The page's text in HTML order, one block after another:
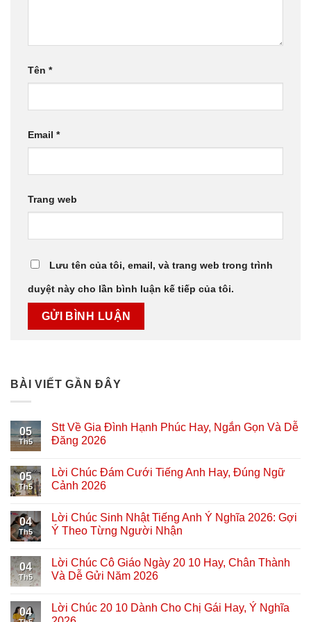
Tên *
Email *
Trang web
Lưu tên của tôi, email, và trang web trong trình
duyệt này cho lần bình luận kế tiếp của tôi.
BÀI VIẾT GẦN ĐÂY
05
Th5
Stt Về Gia Đình Hạnh Phúc Hay, Ngắn Gọn Và Dễ
Đăng 2026
05
Th5
Lời Chúc Đám Cưới Tiếng Anh Hay, Đúng Ngữ
Cảnh 2026
04
Th5
Lời Chúc Sinh Nhật Tiếng Anh Ý Nghĩa 2026: Gợi
Ý Theo Từng Người Nhận
04
Th5
Lời Chúc Cô Giáo Ngày 20 10 Hay, Chân Thành
Và Dễ Gửi Năm 2026
04
Lời Chúc 20 10 Dành Cho Chị Gái Hay, Ý Nghĩa